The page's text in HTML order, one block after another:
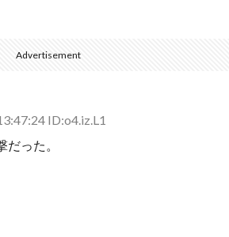
Advertisement
ID:o4.iz.L1
った。